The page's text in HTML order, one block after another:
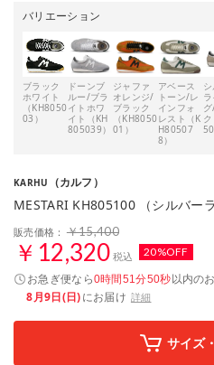
バリエーション
ブラック
ホワイト
（KH8050
03）
ドーンブ
ルー/ブラ
イトホワ
イト（KH
805039）
ジャファ
オレンジ/
ブラック
（KH8050
01）
アベース
トーン/レ
インフォ
レスト（K
H80507
8）
KARHU （カルフ）
MESTARI KH805100 （シルバー
販売価格： ￥15,400
￥12,320 税込 20%OFF
お急ぎ便なら0時間51分49秒以内の
8月9日(日)にお届け 詳細
サイズ